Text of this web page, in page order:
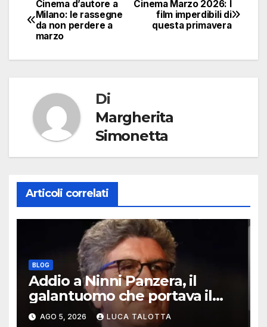
Navigazione
articoli
Cinema Marzo 2026: I
film imperdibili di
questa primavera
Cinema d’autore a
Milano: le rassegne
da non perdere a
marzo
Di
Margherita
Simonetta
Articoli correlati
BLOG
Addio a Ninni Panzera, il
galantuomo che portava il
cinema dove non c’era
AGO 5, 2026 LUCA TALOTTA